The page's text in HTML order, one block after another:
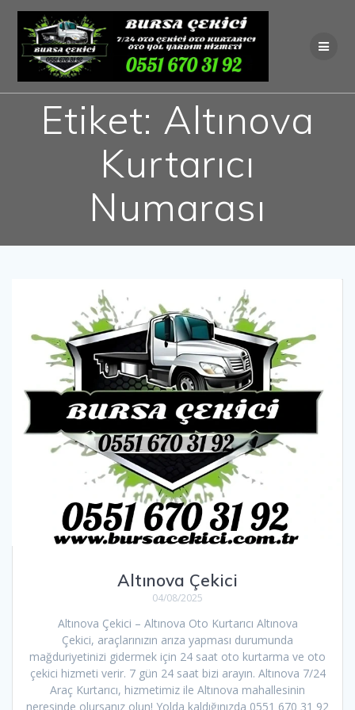
Skip
to
content
Etiket: Altınova
Kurtarıcı
Numarası
Altınova Çekici
04/08/2025
Altınova Çekici – Altınova Oto Kurtarıcı Altınova
Çekici, araçlarınızın arıza yapması durumunda
mağduriyetinizi gidermek için 24 saat oto kurtarma ve oto
çekici hizmeti verir. 7 gün 24 saat bizi arayın. Altınova 7/24
Araç Kurtarıcı, hizmetimiz ile Altınova mahallesinin
neresinde olursanız olun! Yolda kaldığınızda 0551 670 31 92